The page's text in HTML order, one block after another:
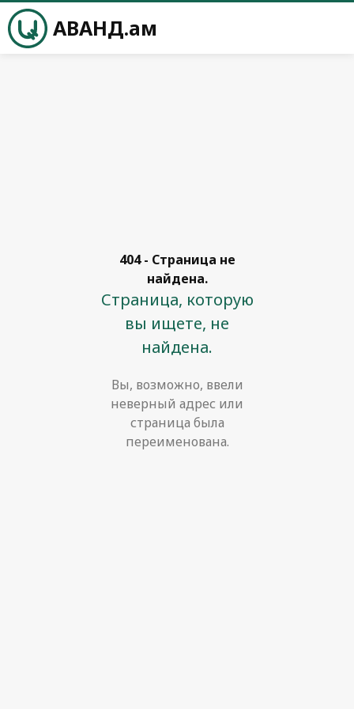
АВАНД.ам
404 - Страница не
найдена.
Страница, которую
вы ищете, не
найдена.
Вы, возможно, ввели
неверный адрес или
страница была
переименована.